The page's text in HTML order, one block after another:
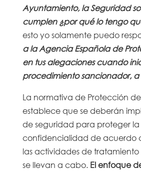
Ayuntamiento, la Seguridad
cumplen ¿por qué lo tengo
esto yo solamente puedo
a la Agencia Española de
en tus alegaciones cuando
procedimiento sancionador,
La normativa de Protección
establece que se deberán
de seguridad para proteger la
confidencialidad de acuerdo
las actividades de
se llevan a cabo. El enfoque